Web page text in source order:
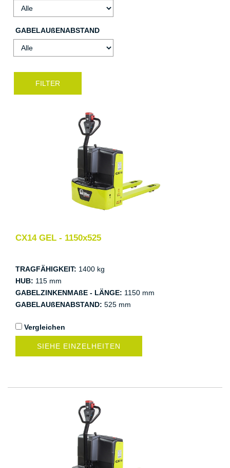
GABELAUßENABSTAND
CX14 GEL - 1150x525
TRAGFÄHIGKEIT: 1400 kg
HUB: 115 mm
GABELZINKENMAßE - LÄNGE: 1150 mm
GABELAUßENABSTAND: 525 mm
Vergleichen
SIEHE EINZELHEITEN